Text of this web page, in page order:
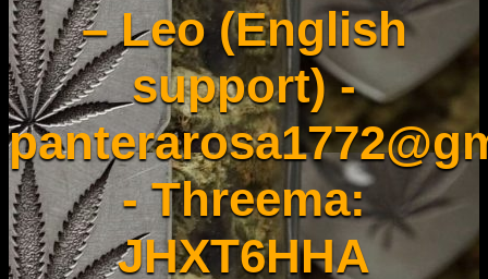
– Leo (English
support) -
- Threema:
JHXT6HHA